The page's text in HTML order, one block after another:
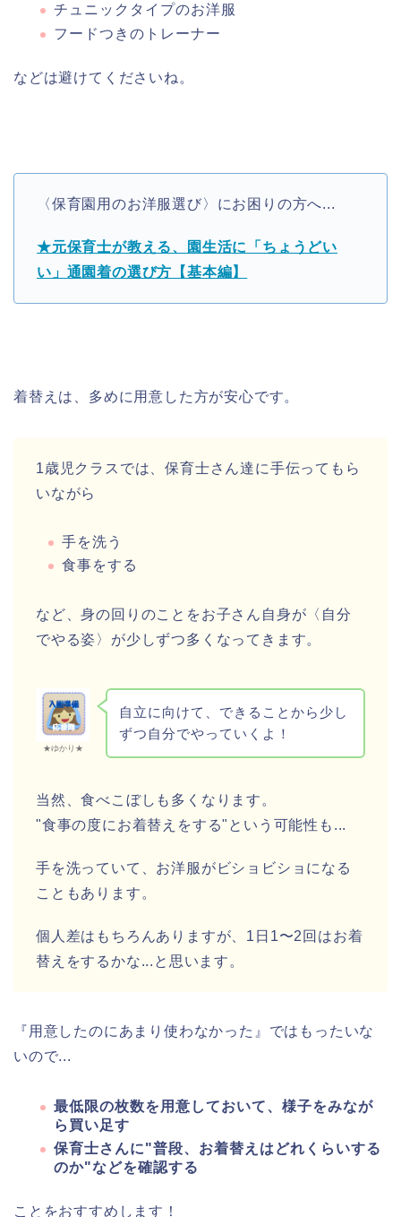
チュニックタイプのお洋服
フードつきのトレーナー
などは避けてくださいね。
〈保育園用のお洋服選び〉にお困りの方へ...
★元保育士が教える、園生活に「ちょうどい
い」通園着の選び方【基本編】
着替えは、多めに用意した方が安心です。
1歳児クラスでは、保育士さん達に手伝ってもら
いながら
手を洗う
食事をする
など、身の回りのことをお子さん自身が〈自分
でやる姿〉が少しずつ多くなってきます。
★ゆかり★
自立に向けて、できることから少し
ずつ自分でやっていくよ！
当然、食べこぼしも多くなります。
"食事の度にお着替えをする"という可能性も...
手を洗っていて、お洋服がビショビショになる
こともあります。
個人差はもちろんありますが、1日1〜2回はお着
替えをするかな...と思います。
『用意したのにあまり使わなかった』ではもったいな
いので...
最低限の枚数を用意しておいて、様子をみなが
ら買い足す
保育士さんに"普段、お着替えはどれくらいする
のか"などを確認する
ことをおすすめします！